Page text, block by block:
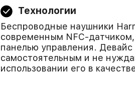
Технологии
Беспроводные наушники
современным NFC-
панелью управления.
самостоятельным и не
использовании его в